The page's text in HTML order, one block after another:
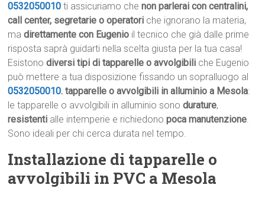
0532050010 ti assicuriamo chenon parlerai con centralini,
call center, segretarie o operatori che ignorano la materia,
madirettamente con Eugenio il tecnico che già dalle prime
risposta saprà guidarti nella scelta giusta per la tua casa!
Esistonodiversi tipi di tapparelle o avvolgibili che Eugenio
può mettere a tua disposizione fissando un sopralluogo al
0532050010. tapparelle o avvolgibili in alluminio a Mesola:
le tapparelle o avvolgibili in alluminio sonodurature,
resistenti alle intemperie e richiedonopoca manutenzione.
Sono ideali per chi cerca durata nel tempo.
Installazione di tapparelle o
avvolgibili in PVC a Mesola